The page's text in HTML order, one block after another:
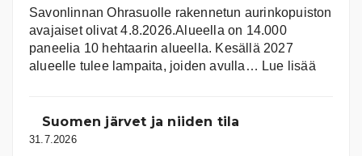
Savonlinnan Ohrasuolle rakennetun aurinkopuiston
avajaiset olivat 4.8.2026.Alueella on 14.000
paneelia 10 hehtaarin alueella. Kesällä 2027
alueelle tulee lampaita, joiden avulla… Lue lisää:
Suomen järvet ja niiden tila
31.7.2026